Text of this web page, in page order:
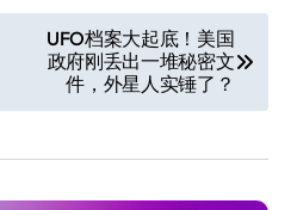
UFO档案大起底！美国
政府刚丢出一堆秘密文
件，外星人实锤了？